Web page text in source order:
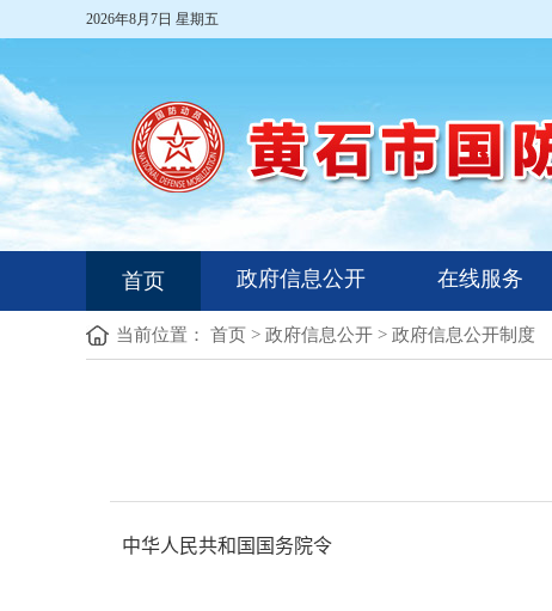
2026年8月7日 星期五
首页 政府信息公开 在线服务
当前位置： 首页 > 政府信息公开 > 政府信息公开制度
中华人民共和国国务院令